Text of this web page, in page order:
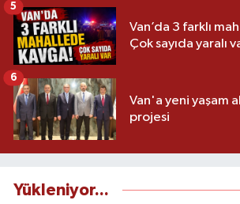
Van’da 3 farklı
Çok sayıda yaralı
5
Van'a yeni yaşam
projesi
6
Yükleniyor...